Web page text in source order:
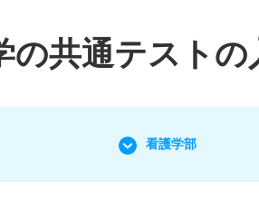
の共通テストの
看護学部